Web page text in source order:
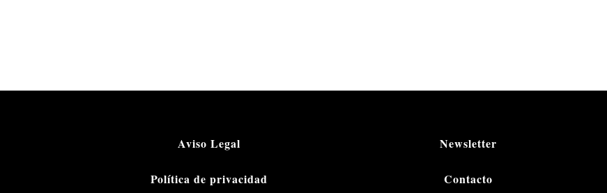
Aviso Legal
Política de privacidad
Newsletter
Contacto